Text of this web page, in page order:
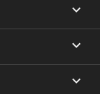


expand_more